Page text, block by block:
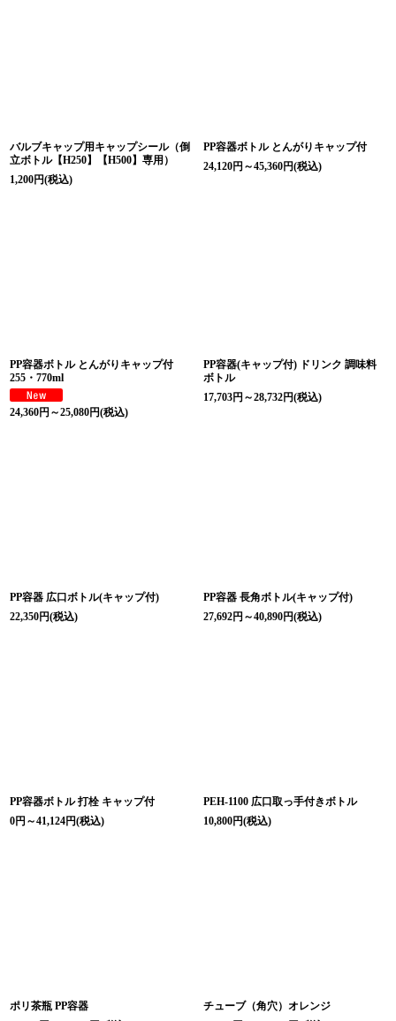
バルブキャップ用キャップシール（倒
立ボトル【H250】【H500】専用）
1,200円(税込)
PP容器ボトル とんがりキャップ付
24,120円 ～45,360円(税込)
PP容器ボトル とんがりキャップ付
255・770ml
24,360円 ～25,080円(税込)
PP容器(キャップ付) ドリンク 調味料
ボトル
17,703円 ～28,732円(税込)
PP容器 広口ボトル(キャップ付)
22,350円(税込)
PP容器 長角ボトル(キャップ付)
27,692円 ～40,890円(税込)
PP容器ボトル 打栓 キャップ付
0円 ～41,124円(税込)
PEH-1100 広口取っ手付きボトル
10,800円(税込)
ポリ茶瓶 PP容器
チューブ（角穴）オレンジ